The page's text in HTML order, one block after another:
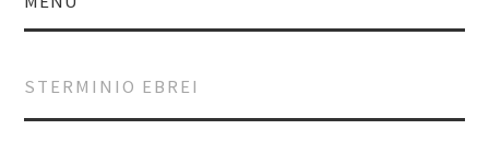
STERMINIO EBREI